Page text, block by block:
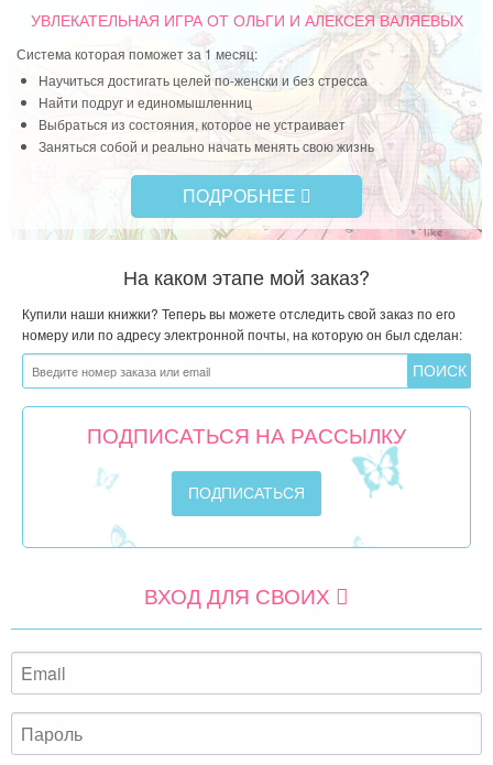
УВЛЕКАТЕЛЬНАЯ ИГРАОТ ОЛЬГИ И АЛЕКСЕЯ ВАЛЯЕВЫХ
Система которая поможет за 1 месяц:
Научиться достигать целей по-женски и без стресса
Найти подруг и единомышленниц
Выбраться из состояния, которое не устраивает
Заняться собой и реально начать менять свою жизнь
ПОДРОБНЕЕ
На каком этапе мой заказ?
Купили наши книжки? Теперь вы можете отследить свой заказ по его
номеру или по адресу электронной почты, на которую он был сделан:
ПОДПИСАТЬСЯ НА РАССЫЛКУ
ВХОД ДЛЯ СВОИХ